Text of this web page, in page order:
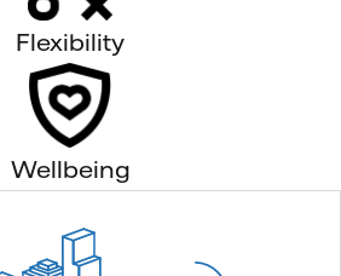
Flexibility
Wellbeing